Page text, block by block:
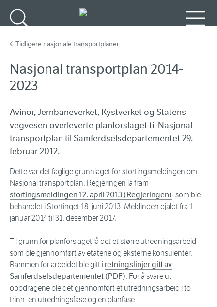
Tidligere nasjonale transportplaner
Nasjonal transportplan 2014-
2023
Avinor, Jernbaneverket, Kystverket og Statens
vegvesen overleverte planforslaget til Nasjonal
transportplan til Samferdselsdepartementet 29.
februar 2012.
Dette var det faglige grunnlaget for stortingsmeldingen om
Nasjonal transportplan. Regjeringen la fram
stortingsmeldingen 12. april 2013 (Regjeringen), som ble
behandlet i Stortinget 18. juni 2013. Meldingen gjaldt fra 1.
januar 2014 til 31. desember 2017.
Til grunn for planforslaget lå det et større utredningsarbeid
som ble gjennomført av etatene og eksterne konsulenter.
Rammen for arbeidet ble gitt i retningslinjer gitt av
Samferdselsdepartementet (PDF). For å svare ut
oppdragene ble det gjennomført et utredningsarbeid i to
trinn: en utredningsfase og en planfase.